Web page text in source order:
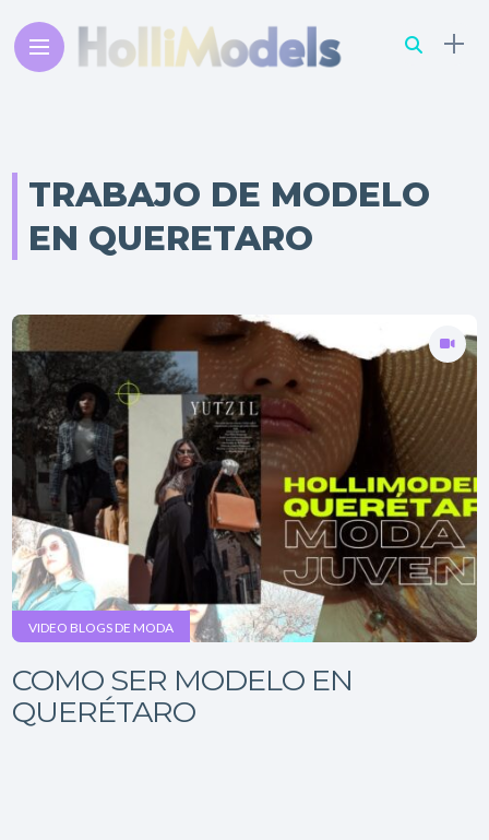
TRABAJO DE MODELO
EN QUERETARO
VIDEO BLOGS DE MODA
COMO SER MODELO EN
QUERÉTARO